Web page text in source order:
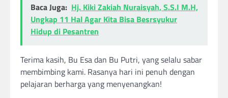
Baca Juga: Hj. Kiki Zakiah Nuraisyah, S.S.I M.H,
Ungkap 11 Hal Agar Kita Bisa Besrsyukur
Hidup di Pesantren
Terima kasih, Bu Esa dan Bu Putri, yang selalu sabar
membimbing kami. Rasanya hari ini penuh dengan
pelajaran berharga yang menyenangkan!